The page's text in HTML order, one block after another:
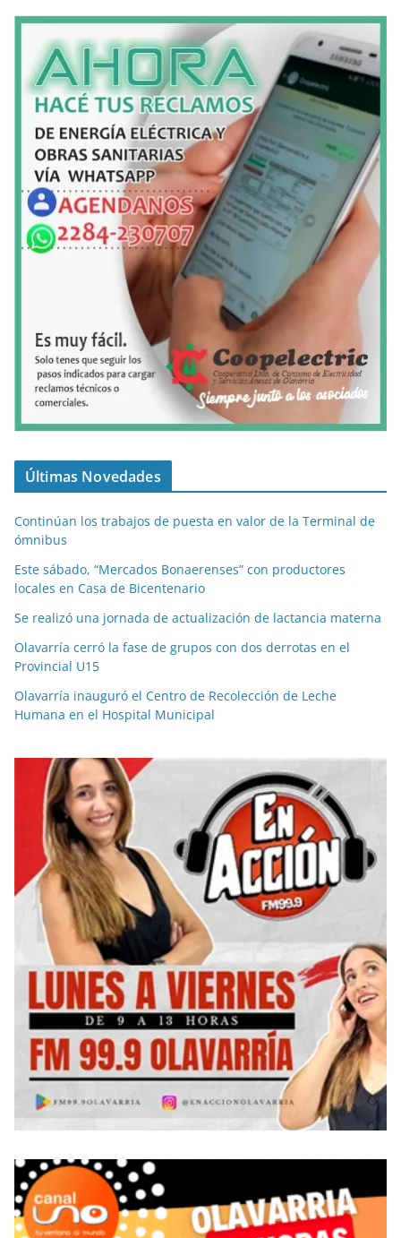
Últimas Novedades
Continúan los trabajos de puesta en valor de la Terminal de
ómnibus
Este sábado, “Mercados Bonaerenses” con productores
locales en Casa de Bicentenario
Se realizó una jornada de actualización de lactancia materna
Olavarría cerró la fase de grupos con dos derrotas en el
Provincial U15
Olavarría inauguró el Centro de Recolección de Leche
Humana en el Hospital Municipal